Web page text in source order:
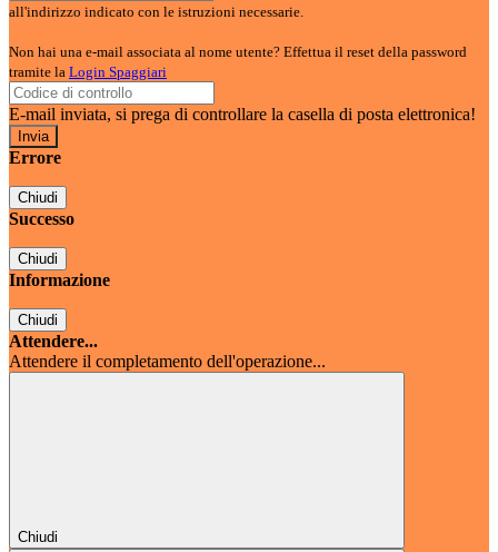
all'indirizzo indicato con le istruzioni necessarie.
Non hai una e-mail associata al nome utente? Effettua il reset della password
tramite la Login Spaggiari
E-mail inviata, si prega di controllare la casella di posta elettronica!
Errore
Chiudi
Successo
Chiudi
Informazione
Chiudi
Attendere...
Attendere il completamento dell'operazione...
Chiudi